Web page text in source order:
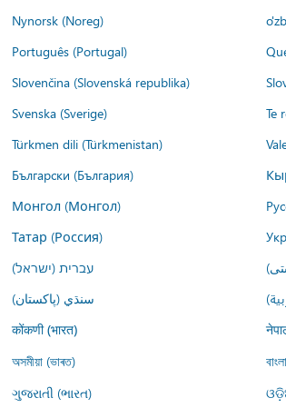
Nynorsk (Noreg)
Português (Portugal)
Slovenčina (Slovenská republika)
Svenska (Sverige)
Te
Türkmen dili (Türkmenistan)
Български (България)
Монгол (Монгол)
Татар (Россия)
עברית (ישראל)
سنڌي (پاکستان)
कोंकणी (भारत)
অসমীয়া (ভাৰত)
ગુજરાતી (ભારત)